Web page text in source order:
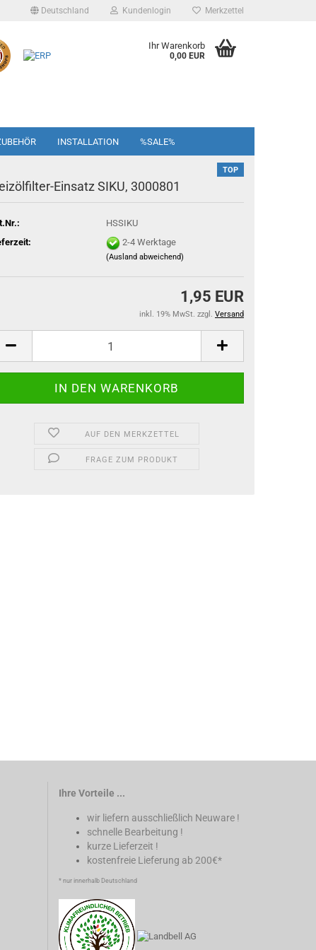
Deutschland Kundenlogin Merkzettel
Ihr Warenkorb
0,00 EUR
INSTALLATION %SALE%
TOP
Einsatz SIKU, 3000801
HSSIKU
2-4 Werktage
(Ausland abweichend)
1,95 EUR
inkl. 19% MwSt. zzgl. Versand
AUF DEN MERKZETTEL
FRAGE ZUM PRODUKT
Ihre Vorteile ...
wir liefern ausschließlich Neuware !
schnelle Bearbeitung !
kurze Lieferzeit !
kostenfreie Lieferung ab 200€*
* nur innerhalb Deutschland